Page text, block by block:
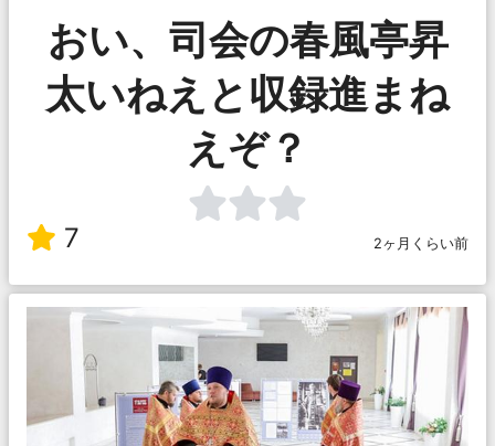
おい、司会の春風亭昇
太いねえと収録進まね
えぞ？
7 2ヶ月くらい前